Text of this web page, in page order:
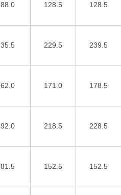
88.0 128.5 128.5
35.5 229.5 239.5
62.0 171.0 178.5
92.0 218.5 228.5
81.5 152.5 152.5